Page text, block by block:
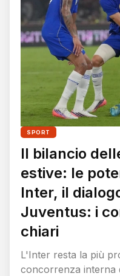
SPORT
Il bilancio
estive: le
Inter, il
Juventus: i
chiari
L'Inter resta la più
concorrenza interna